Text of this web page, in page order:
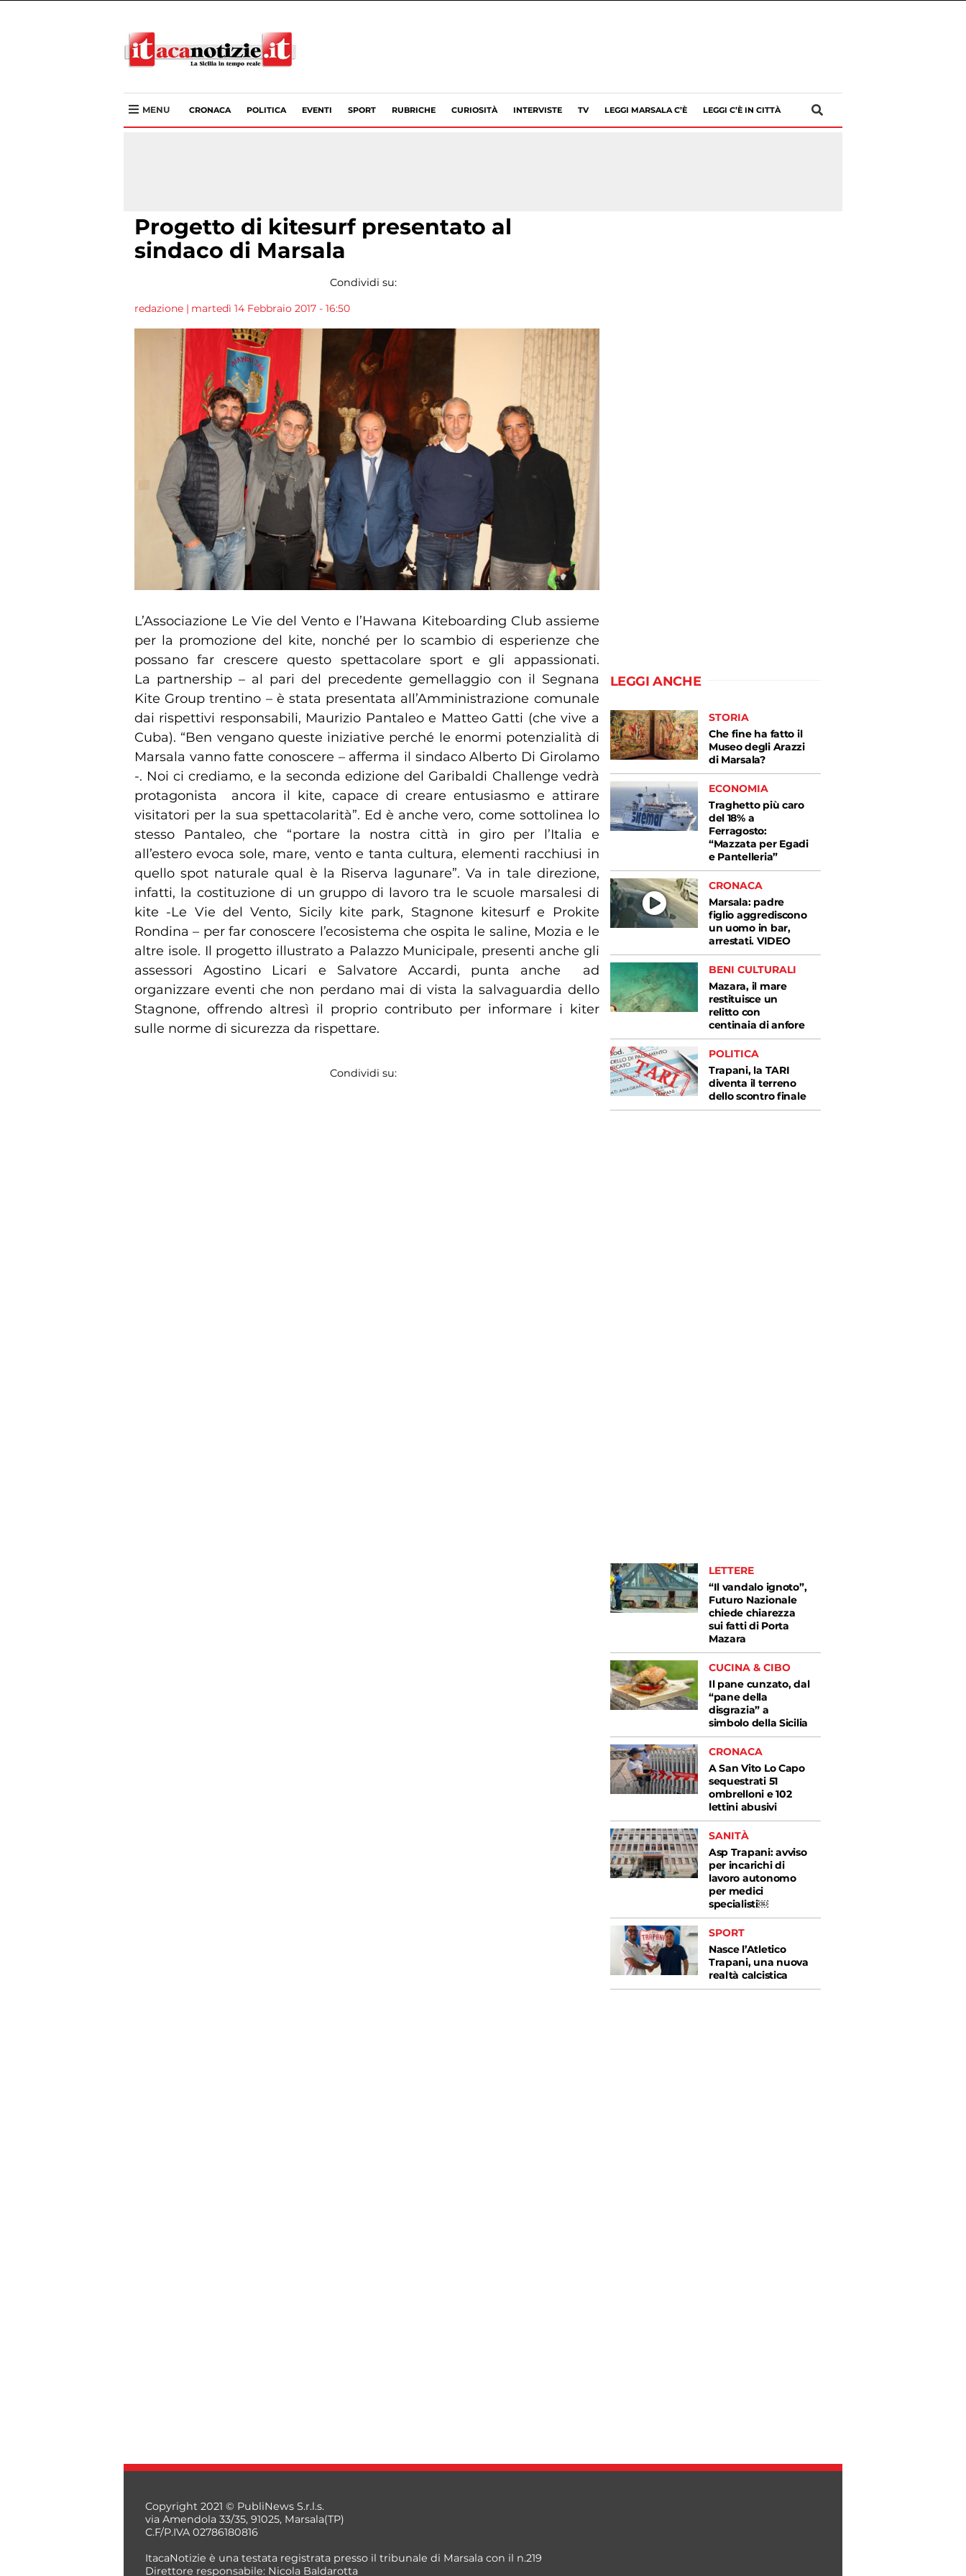
MENU CRONACA POLITICA EVENTI SPORT RUBRICHE CURIOSITÀ INTERVISTE TV LEGGI MARSALA C’È LEGGI C’È IN CITTÀ
Progetto di kitesurf presentato al
sindaco di Marsala
Condividi su:
redazione | martedì 14 Febbraio 2017 - 16:50
L’Associazione Le Vie del Vento e l’Hawana Kiteboarding Club assieme
per la promozione del kite, nonché per lo scambio di esperienze che
possano far crescere questo spettacolare sport e gli appassionati.
La partnership – al pari del precedente gemellaggio con il Segnana
Kite Group trentino – è stata presentata all’Amministrazione comunale
dai rispettivi responsabili, Maurizio Pantaleo e Matteo Gatti (che vive a
Cuba). “Ben vengano queste iniziative perché le enormi potenzialità di
Marsala vanno fatte conoscere – afferma il sindaco Alberto Di Girolamo
-. Noi ci crediamo, e la seconda edizione del Garibaldi Challenge vedrà
protagonista ancora il kite, capace di creare entusiasmo e attirare
visitatori per la sua spettacolarità”. Ed è anche vero, come sottolinea lo
stesso Pantaleo, che “portare la nostra città in giro per l’Italia e
all’estero evoca sole, mare, vento e tanta cultura, elementi racchiusi in
quello spot naturale qual è la Riserva lagunare”. Va in tale direzione,
infatti, la costituzione di un gruppo di lavoro tra le scuole marsalesi di
kite -Le Vie del Vento, Sicily kite park, Stagnone kitesurf e Prokite
Rondina – per far conoscere l’ecosistema che ospita le saline, Mozia e le
altre isole. Il progetto illustrato a Palazzo Municipale, presenti anche gli
assessori Agostino Licari e Salvatore Accardi, punta anche ad
organizzare eventi che non perdano mai di vista la salvaguardia dello
Stagnone, offrendo altresì il proprio contributo per informare i kiter
sulle norme di sicurezza da rispettare.
Condividi su:
LEGGI ANCHE
STORIA
Che fine ha fatto il
Museo degli Arazzi
di Marsala?
ECONOMIA
Traghetto più caro
del 18% a
Ferragosto:
“Mazzata per Egadi
e Pantelleria”
CRONACA
Marsala: padre
figlio aggrediscono
un uomo in bar,
arrestati. VIDEO
BENI CULTURALI
Mazara, il mare
restituisce un
relitto con
centinaia di anfore
POLITICA
Trapani, la TARI
diventa il terreno
dello scontro finale
LETTERE
“Il vandalo ignoto”,
Futuro Nazionale
chiede chiarezza
sui fatti di Porta
Mazara
CUCINA & CIBO
Il pane cunzato, dal
“pane della
disgrazia” a
simbolo della Sicilia
CRONACA
A San Vito Lo Capo
sequestrati 51
ombrelloni e 102
lettini abusivi
SANITÀ
Asp Trapani: avviso
per incarichi di
lavoro autonomo
per medici
specialisti￼
SPORT
Nasce l’Atletico
Trapani, una nuova
realtà calcistica
Copyright 2021 © PubliNews S.r.l.s.
via Amendola 33/35, 91025, Marsala(TP)
C.F/P.IVA 02786180816
ItacaNotizie è una testata registrata presso il tribunale di Marsala con il n.219
Direttore responsabile: Nicola Baldarotta